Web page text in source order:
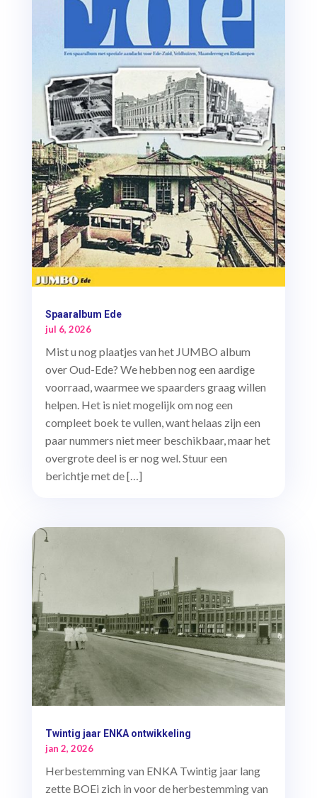
Spaaralbum Ede
jul 6, 2026
Mist u nog plaatjes van het JUMBO album
over Oud-Ede? We hebben nog een aardige
voorraad, waarmee we spaarders graag willen
helpen. Het is niet mogelijk om nog een
compleet boek te vullen, want helaas zijn een
paar nummers niet meer beschikbaar, maar het
overgrote deel is er nog wel. Stuur een
berichtje met de […]
Twintig jaar ENKA ontwikkeling
jan 2, 2026
Herbestemming van ENKA Twintig jaar lang
zette BOEi zich in voor de herbestemming van